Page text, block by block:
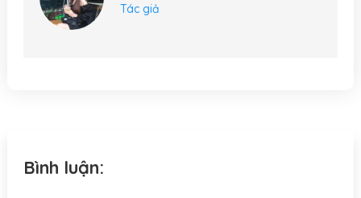
Tác giả
Bình luận: